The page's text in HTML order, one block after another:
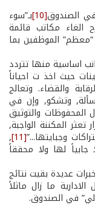
في الصندوق[10] بـ”سوء
الغاء مكاتب قائمة
الموظفين بما
اساسية منها تتردد
حيث اخذ ت احياناً
والقضاء. وتعالج
وتشكو, وإن في
المحفوظات والتوثيق
المكننة الواجبة,
وجبايتها...”[11]
,
لها ولا محققاً
عديدة بقيت نتائج
ما زال ماثلاً
في الصندوق.